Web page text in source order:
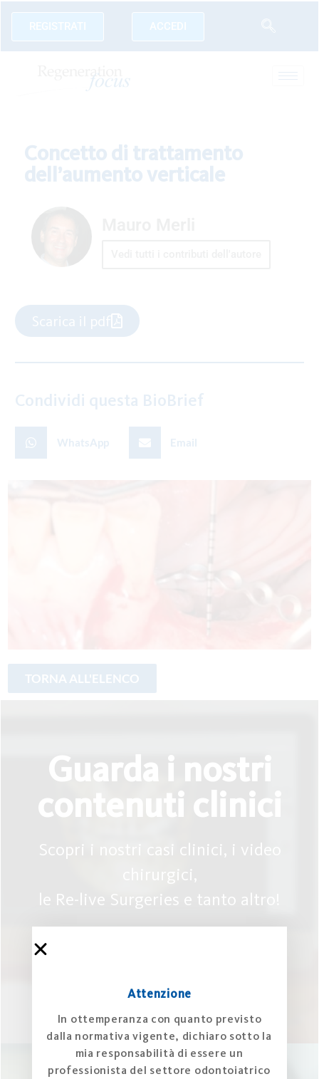
REGISTRATI ACCEDI
Concetto di trattamento
dell’aumento verticale
Scarica il pdf
Condividi questa BioBrief
WhatsApp Email
Guarda i nostri
contenuti clinici
Scopri i nostri casi clinici, i video
chirurgici,
le Re-live Surgeries e tanto altro!
Attenzione
In ottemperanza con quanto previsto
dalla normativa vigente, dichiaro sotto la
mia responsabilità di essere un
professionista del settore odontoiatrico